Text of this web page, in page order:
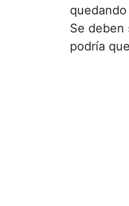
Se deben
podría